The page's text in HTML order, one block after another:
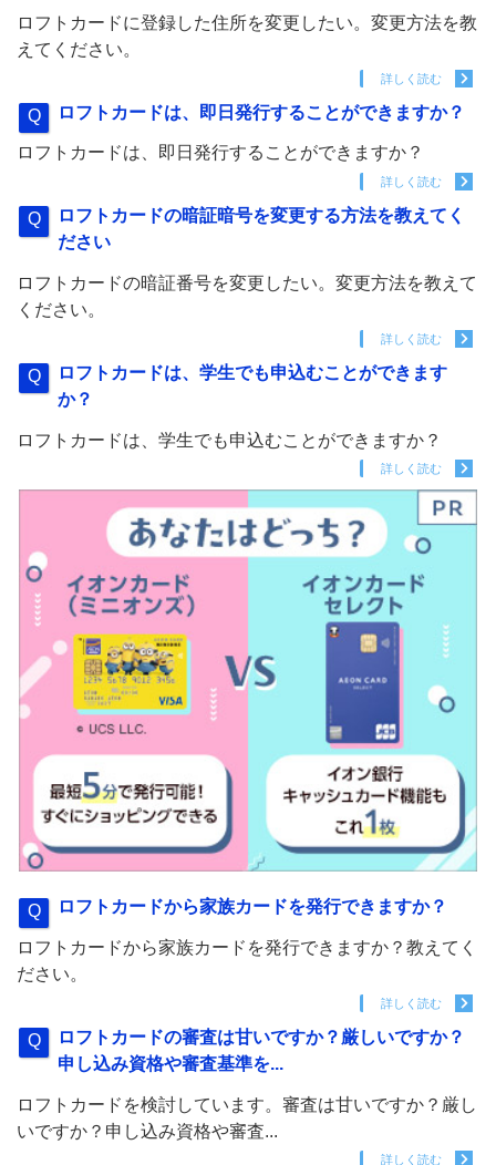
ロフトカードに登録した住所を変更したい。変更方法を教
えてください。
詳しく読む
ロフトカードは、即日発行することができますか？
ロフトカードは、即日発行することができますか？
詳しく読む
ロフトカードの暗証暗号を変更する方法を教えてく
ださい
ロフトカードの暗証番号を変更したい。変更方法を教えて
ください。
詳しく読む
ロフトカードは、学生でも申込むことができます
か？
ロフトカードは、学生でも申込むことができますか？
詳しく読む
ロフトカードから家族カードを発行できますか？
ロフトカードから家族カードを発行できますか？教えてく
ださい。
詳しく読む
ロフトカードの審査は甘いですか？厳しいですか？
申し込み資格や審査基準を...
ロフトカードを検討しています。審査は甘いですか？厳し
いですか？申し込み資格や審査...
詳しく読む